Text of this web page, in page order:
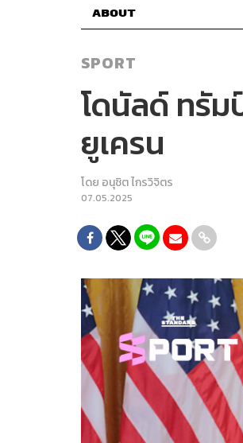
ABOUT
SPORT
โดนัลด์ ทรัม
ยูเครน
โดย อนุชิต ไกรวิจิตร
07.05.2025